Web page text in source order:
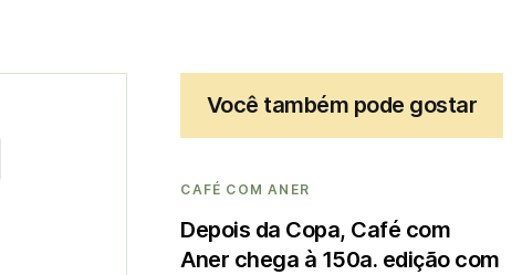
Você também pode gostar
CAFÉ COM ANER
Depois da Copa, Café com
Aner chega à 150a. edição com